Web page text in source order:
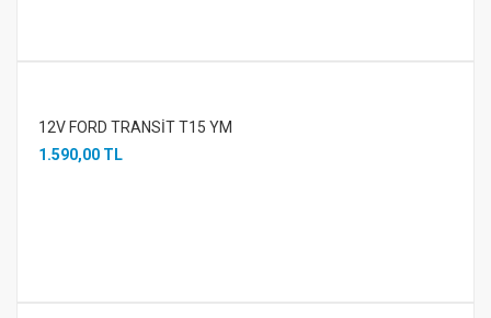
12V FORD TRANSİT T15 YM
1.590,00 TL